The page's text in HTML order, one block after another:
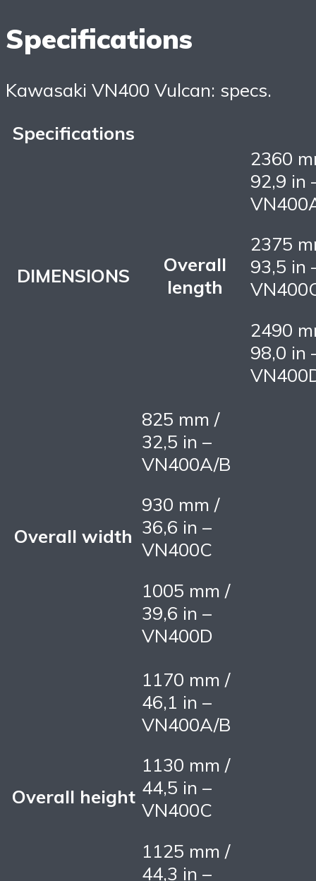
Specifications
Kawasaki VN400 Vulcan: specs.
Specifications
DIMENSIONS
Overall
length
2360
92,9 in
2375
93,5 in
2490
98,0 in
Overall width
825 mm /
32,5 in –
VN400A/B
930 mm /
36,6 in –
VN400C
1005 mm /
39,6 in –
VN400D
Overall height
1170 mm /
46,1 in –
VN400A/B
1130 mm /
44,5 in –
VN400C
1125 mm /
44,3 in –